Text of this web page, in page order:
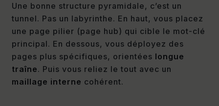
Une bonne structure pyramidale, c’est un
tunnel. Pas un labyrinthe. En haut, vous placez
une page pilier (page hub) qui cible le mot-clé
principal. En dessous, vous déployez des
pages plus spécifiques, orientées longue
traîne. Puis vous reliez le tout avec un
maillage interne cohérent.